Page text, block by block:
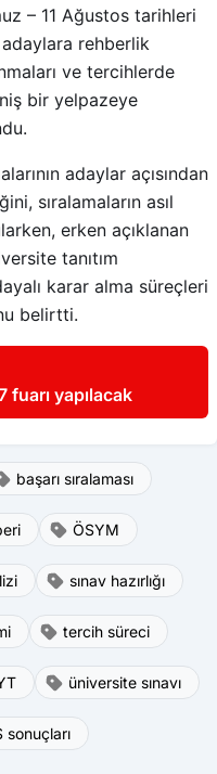
– 11 Ağustos tarihleri
adaylara rehberlik
ve tercihlerde
bir yelpazeye
adaylar açısından
sıralamaların asıl
erken açıklanan
tanıtım
karar alma süreçleri
belirtti.
yapılacak
başarı sıralaması
ÖSYM
sınav hazırlığı
tercih süreci
üniversite sınavı
sonuçları